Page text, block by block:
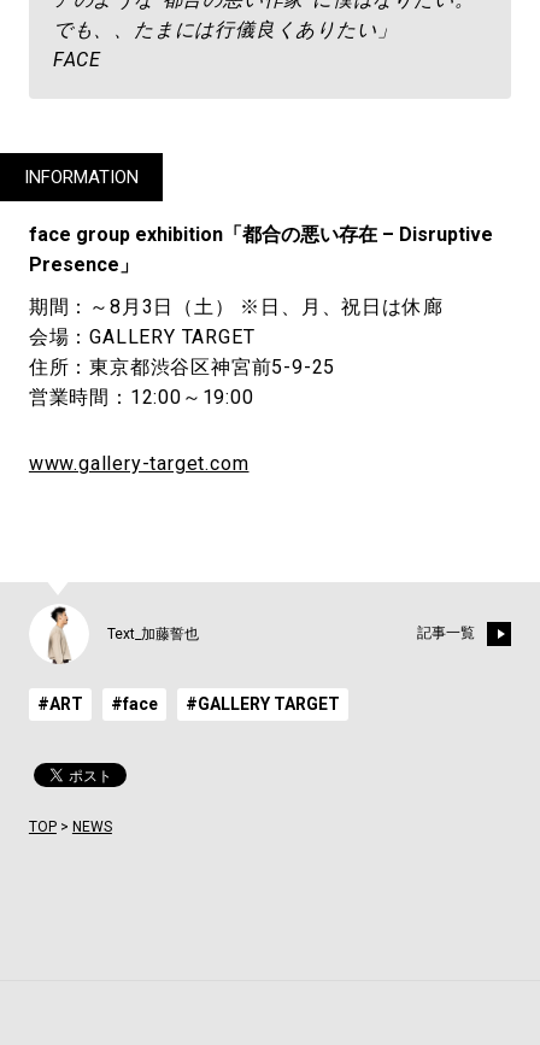
でも、、たまには行儀良くありたい」
FACE
INFORMATION
face group exhibition「都合の悪い存在 – Disruptive
Presence」
期間：～8月3日（土） ※日、月、祝日は休廊
会場：GALLERY TARGET
住所：東京都渋谷区神宮前5-9-25
営業時間：12:00～19:00
www.gallery-target.com
Text_加藤誓也 記事一覧
#ART #face #GALLERY TARGET
TOP> NEWS